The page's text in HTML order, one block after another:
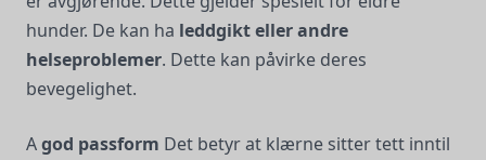
hunder. De kan ha leddgikt eller andre
helseproblemer. Dette kan påvirke deres
bevegelighet.
Agod passform Det betyr at klærne sitter tett inntil